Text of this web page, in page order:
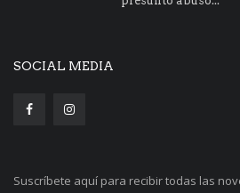
SOCIAL MEDIA
Suscríbete aquí para recibir todas las